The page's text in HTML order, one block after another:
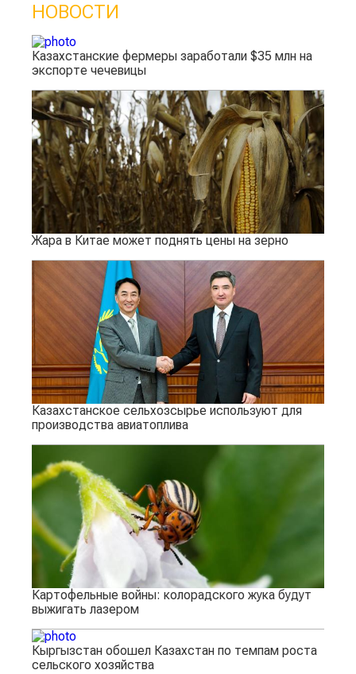
НОВОСТИ
Казахстанские фермеры заработали $35 млн на
экспорте чечевицы
Жара в Китае может поднять цены на зерно
Казахстанское сельхозсырье используют для
производства авиатоплива
Картофельные войны: колорадского жука будут
выжигать лазером
Кыргызстан обошел Казахстан по темпам роста
сельского хозяйства